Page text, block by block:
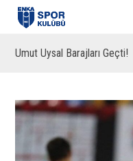
Umut Uysal Barajları Geçti!